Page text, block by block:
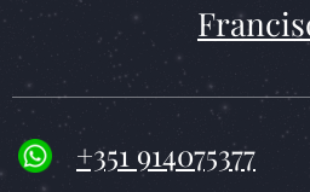
+351 914075377